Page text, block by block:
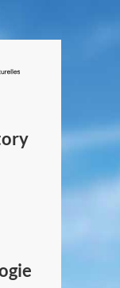
/
Canada